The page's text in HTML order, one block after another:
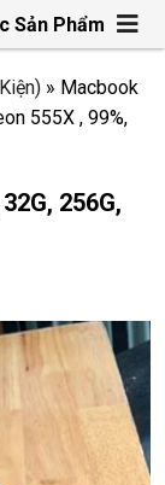
Sản Phẩm
» Macbook
555X , 99%,
256G,